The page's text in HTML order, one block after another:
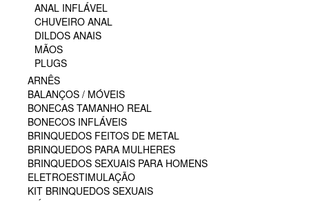
ANAL INFLÁVEL
CHUVEIRO ANAL
DILDOS ANAIS
MÃOS
PLUGS
ARNÊS
BALANÇOS / MÓVEIS
BONECAS TAMANHO REAL
BONECOS INFLÁVEIS
BRINQUEDOS FEITOS DE METAL
BRINQUEDOS PARA MULHERES
BRINQUEDOS SEXUAIS PARA HOMENS
ELETROESTIMULAÇÃO
KIT BRINQUEDOS SEXUAIS